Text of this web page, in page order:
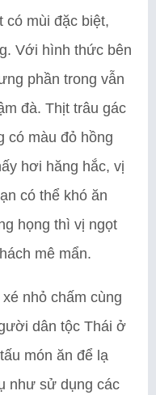
có mùi đặc biệt,
Với hình thức bên
phần trong vẫn
đà. Thịt trâu gác
có màu đỏ hồng
hơi hăng hắc, vị
có thể khó ăn
họng thì vị ngọt
mê mẩn.
nhỏ chấm cùng
dân tộc Thái ở
món ăn để lạ
như sử dụng các